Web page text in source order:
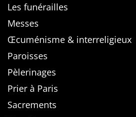
Les funérailles
Messes
Œcuménisme & interreligieux
Paroisses
Pèlerinages
Prier à Paris
Sacrements